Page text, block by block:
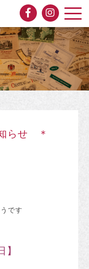
らせ ＊
】